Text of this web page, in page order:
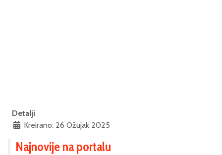
Detalji
Kreirano: 26 Ožujak 2025
Najnovije na portalu